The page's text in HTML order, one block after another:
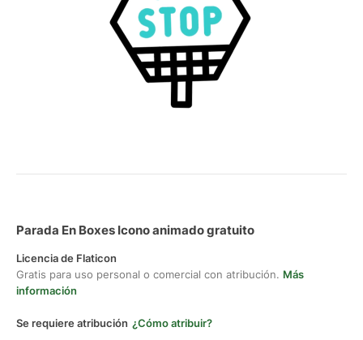
Parada En Boxes Icono animado gratuito
Licencia de Flaticon
Gratis para uso personal o comercial con atribución. Más
información
Se requiere atribución ¿Cómo atribuir?